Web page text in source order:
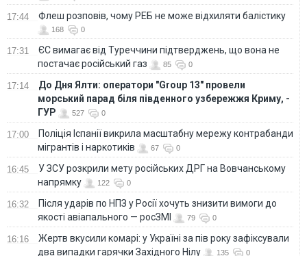
17:44 Флеш розповів, чому РЕБ не може відхиляти балістику
168 0
17:31
ЄС вимагає від Туреччини підтверджень, що вона не
постачає російський газ
85 0
17:14
До Дня Ялти: оператори "Group 13" провели
морський парад біля південного узбережжя Криму, -
ГУР
527 0
17:00
Поліція Іспанії викрила масштабну мережу контрабанди
мігрантів і наркотиків
67 0
16:45
У ЗСУ розкрили мету російських ДРГ на Вовчанському
напрямку
122 0
16:32
Після ударів по НПЗ у Росії хочуть знизити вимоги до
якості авіапального — росЗМІ
79 0
16:16
Жертв вкусили комарі: у Україні за пів року зафіксували
два випадки гарячки Західного Нілу
135 0